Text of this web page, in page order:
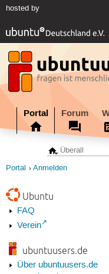
hosted by
Portal Forum
Portal Anmelden
Ubuntu
FAQ
Verein
ubuntuusers.de
Über ubuntuusers.de